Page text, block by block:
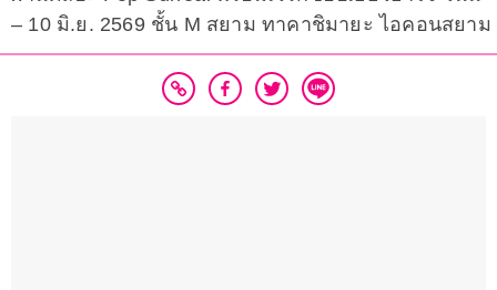
– 10 มิ.ย. 2569 ชั้น M สยาม ทาคาชิมายะ ไอคอนสยาม